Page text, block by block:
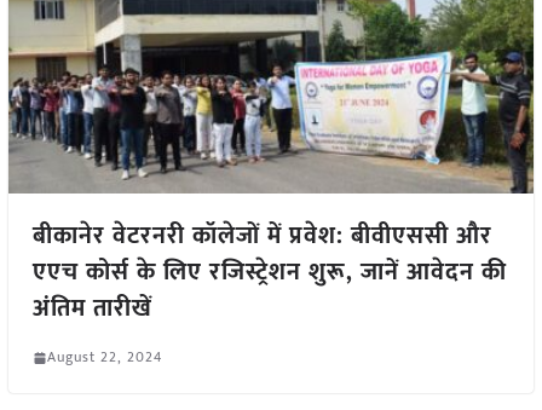
बीकानेर वेटरनरी कॉलेजों में प्रवेश: बीवीएससी और
एएच कोर्स के लिए रजिस्ट्रेशन शुरू, जानें आवेदन की
अंतिम तारीखें
August 22, 2024